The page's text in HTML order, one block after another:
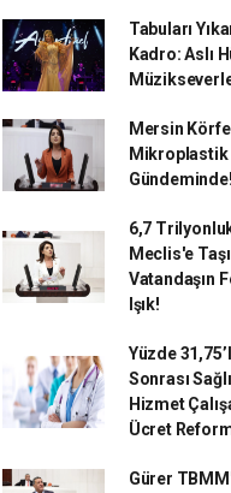
Tabuları
Kadro: Aslı
Mersin
Mikroplastik
Gündeminde!
6,7
Meclis'e
Vatandaşın
Işık!
Yüzde
Sonrası
Hizmet
Ücret
Gürer